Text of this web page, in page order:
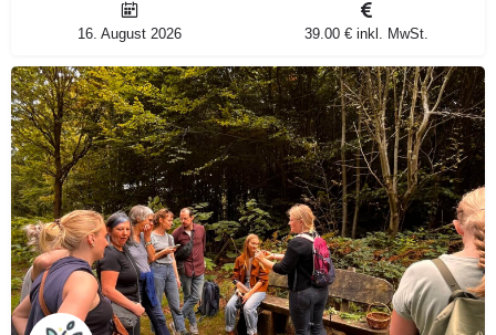
16. August 2026 39.00 € inkl. MwSt.